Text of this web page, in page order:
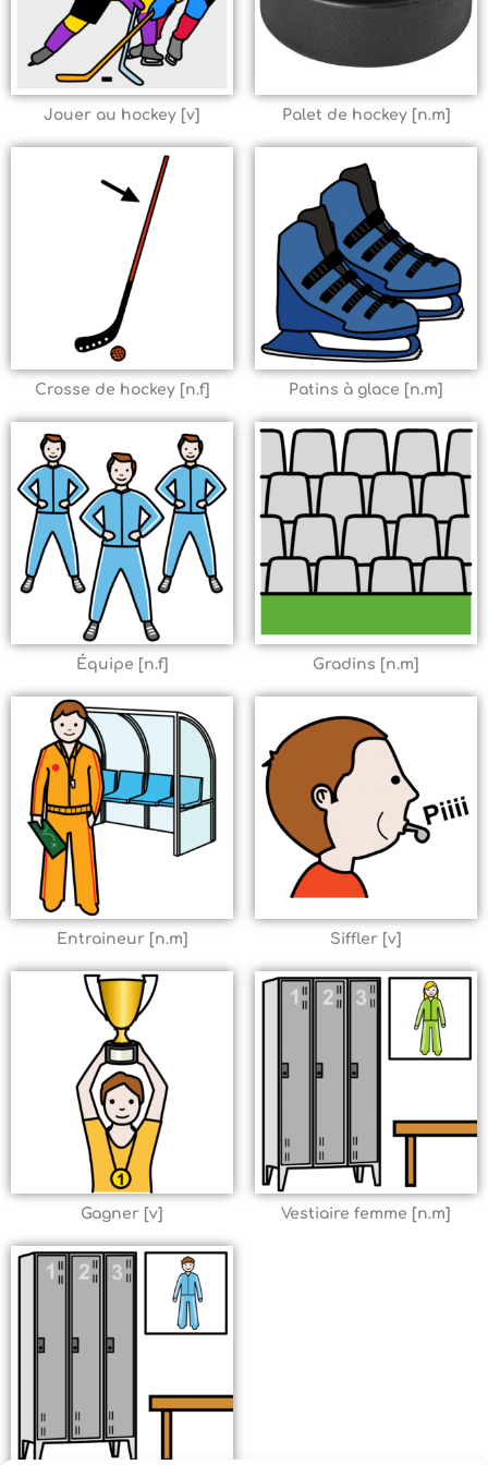
Jouer au hockey [v] Palet de hockey [n.m]
Crosse de hockey [n.f] Patins à glace [n.m]
Équipe [n.f] Gradins [n.m]
Entraineur [n.m] Siffler [v]
Gagner [v] Vestiaire femme [n.m]